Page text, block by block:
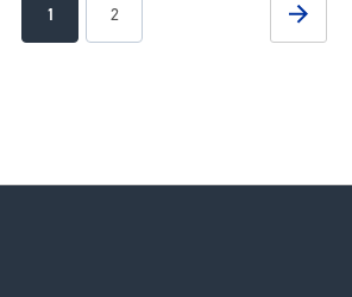
You're
1 Page
2 Page